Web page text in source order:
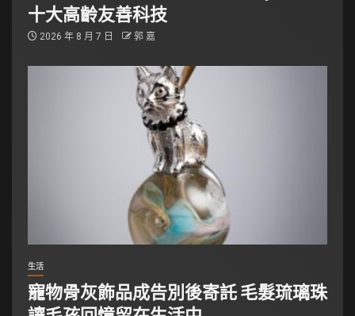
十大高齡友善科技
2026 年 8 月 7 日 郭 嘉
生活
寵物骨灰飾品成告別後寄託 毛髮琉璃珠